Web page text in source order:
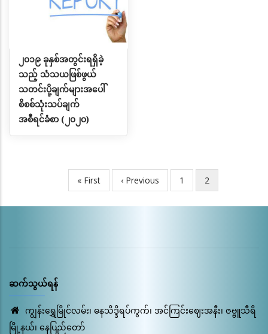
၂၀၁၉ ခုနှစ်အတွင်းရရှိခဲ့
သည့် သံသယဖြစ်ဖွယ်
သတင်းပို့ချက်များအပေါ်
စိစစ်သုံးသပ်ချက်
အစီရင်ခံစာ (၂၀၂၀)
First
« First
Previous
‹ Previous Page
1
လက်ရှိ
2
ဆက်သွယ်ရန်
ကျွန်းရွှေမြိုင်လမ်း၊ ဓနသိဒ္ဒိရပ်ကွက်၊ အင်ကြင်းဈေးအနီး၊ ဇဗ္ဗူသီရိ
မြို့နယ်၊ နေပြည်တော်